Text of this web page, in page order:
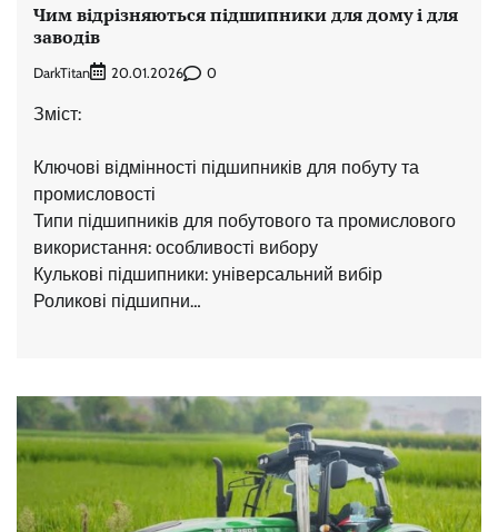
Чим відрізняються підшипники для дому і для
заводів
DarkTitan 20.01.2026 0
Зміст:
Ключові відмінності підшипників для побуту та
промисловості
Типи підшипників для побутового та промислового
використання: особливості вибору
Кулькові підшипники: універсальний вибір
Роликові підшипни…